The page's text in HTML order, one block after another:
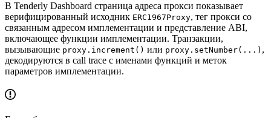
В Tenderly Dashboard страница адреса прокси показывает
верифицированный исходник ERC1967Proxy, тег прокси со
связанным адресом имплементации и представление ABI,
включающее функции имплементации. Транзакции,
вызывающие proxy.increment() или proxy.setNumber(...) ,
декодируются в call trace с именами функций и меток
параметров имплементации.